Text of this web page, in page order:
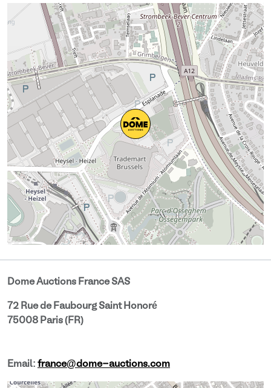
Dome Auctions France SAS
72 Rue de Faubourg Saint Honoré
75008 Paris (FR)
Email: france@dome-auctions.com